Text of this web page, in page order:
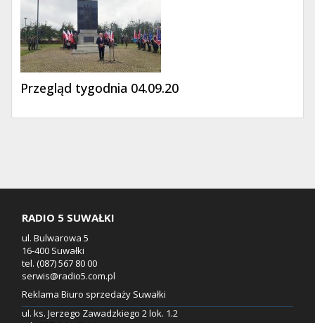
Przegląd tygodnia 04.09.20
RADIO 5 SUWAŁKI
ul. Bulwarowa 5
16-400 Suwałki
tel. (087) 567 80 00
serwis@radio5.com.pl
Reklama Biuro sprzedaży Suwałki
ul. ks. Jerzego Zawadzkiego 2 lok. 1.2